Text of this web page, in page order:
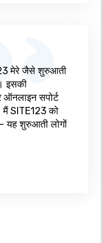
मेरे जैसे शुरुआती
इसकी
ऑनलाइन सपोर्ट
मैं SITE123 को
यह शुरुआती लोगों